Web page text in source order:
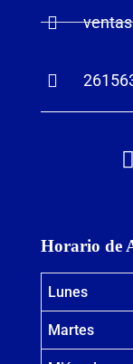
Horario de
Lunes
Martes